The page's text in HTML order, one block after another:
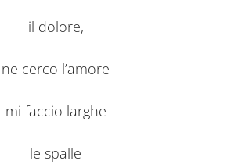
il dolore,
ne cerco l’amore
mi faccio larghe
le spalle